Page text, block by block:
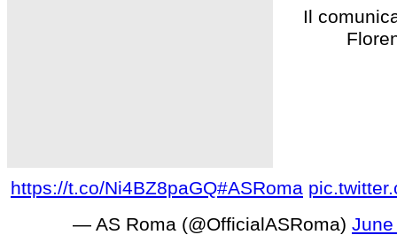
Il
https://t.co/Ni4BZ8paGQ#ASRoma
— AS Roma (@OfficialASRoma)